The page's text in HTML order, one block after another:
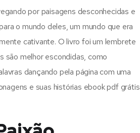
por paisagens desconhecidas e
o mundo deles, um mundo que era
cativante. O livro foi um lembrete
são melhor escondidas, como
dançando pela página com uma
e suas histórias ebook pdf grátis